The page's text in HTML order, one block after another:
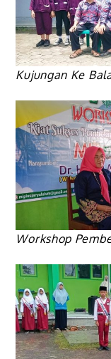
Kujungan Ke
Workshop